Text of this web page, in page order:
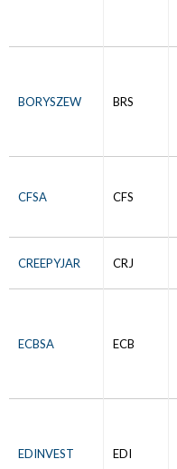
BORYSZEW BRS
CFSA CFS
CREEPYJAR CRJ
ECBSA ECB
EDINVEST EDI